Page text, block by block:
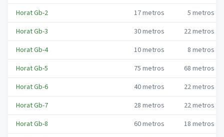
Horat Gb-2
17metros 5 metros
Horat Gb-3
30metros 22metros
Horat Gb-4
10metros 8 metros
Horat Gb-5
75 metros 68 metros
Horat Gb-6
40metros 22metros
Horat Gb-7
28 metros 22metros
Horat Gb-8
60metros 18 metros